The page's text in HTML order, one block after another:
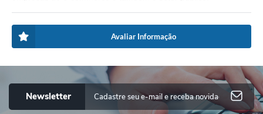
Avaliar Informação
Newsletter